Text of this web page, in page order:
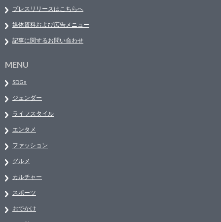
プレスリリースはこちらへ
媒体資料および広告メニュー
記事に関するお問い合わせ
MENU
SDGs
ジェンダー
ライフスタイル
エンタメ
ファッション
グルメ
カルチャー
スポーツ
おでかけ